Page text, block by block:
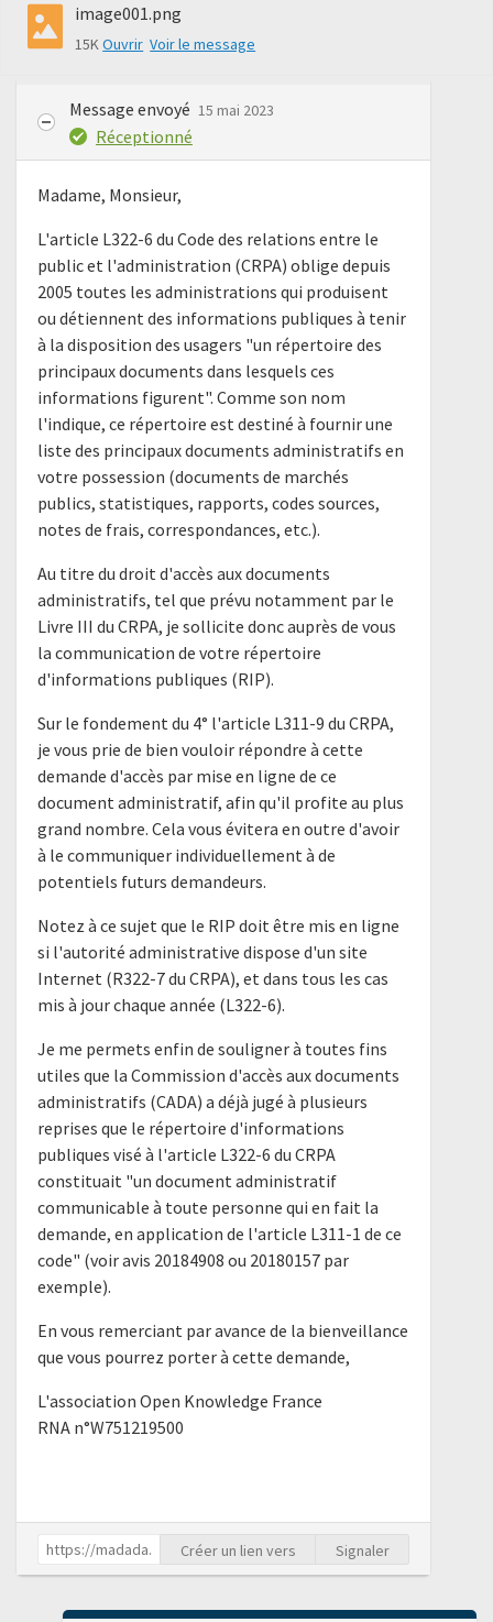
image001.png
15KOuvrir Voir le message
Message envoyé 15 mai 2023
Réceptionné
Madame, Monsieur,
L'article L322-6 du Code des relations entre le
public et l'administration (CRPA) oblige depuis
2005 toutes les administrations qui produisent
ou détiennent des informations publiques à tenir
à la disposition des usagers "un répertoire des
principaux documents dans lesquels ces
informations figurent". Comme son nom
l'indique, ce répertoire est destiné à fournir une
liste des principaux documents administratifs en
votre possession (documents de marchés
publics, statistiques, rapports, codes sources,
notes de frais, correspondances, etc.).
Au titre du droit d'accès aux documents
administratifs, tel que prévu notamment par le
Livre III du CRPA, je sollicite donc auprès de vous
la communication de votre répertoire
d'informations publiques (RIP).
Sur le fondement du 4° l'article L311-9 du CRPA,
je vous prie de bien vouloir répondre à cette
demande d'accès par mise en ligne de ce
document administratif, afin qu'il profite au plus
grand nombre. Cela vous évitera en outre d'avoir
à le communiquer individuellement à de
potentiels futurs demandeurs.
Notez à ce sujet que le RIP doit être mis en ligne
si l'autorité administrative dispose d'un site
Internet (R322-7 du CRPA), et dans tous les cas
mis à jour chaque année (L322-6).
Je me permets enfin de souligner à toutes fins
utiles que la Commission d'accès aux documents
administratifs (CADA) a déjà jugé à plusieurs
reprises que le répertoire d'informations
publiques visé à l'article L322-6 du CRPA
constituait "un document administratif
communicable à toute personne qui en fait la
demande, en application de l'article L311-1 de ce
code" (voir avis 20184908 ou 20180157 par
exemple).
En vous remerciant par avance de la bienveillance
que vous pourrez porter à cette demande,
L'association Open Knowledge France
RNA n°W751219500
Créer un lien vers Signaler